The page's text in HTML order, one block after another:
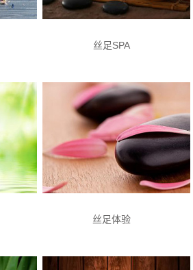
丝足SPA
丝足体验